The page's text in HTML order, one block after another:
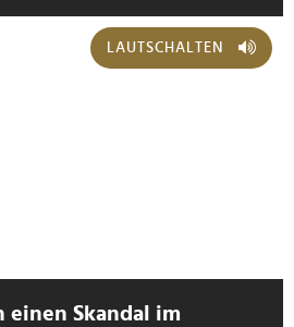
LAUTSCHALTEN
einen Skandal im